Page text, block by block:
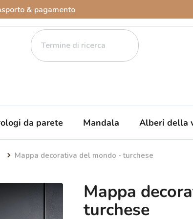
& pagamento
da parete Mandala Alberi della
Mappa decorativa del mondo - turchese
Mappa
turchese